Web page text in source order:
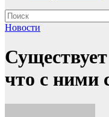
Новости
что с ними